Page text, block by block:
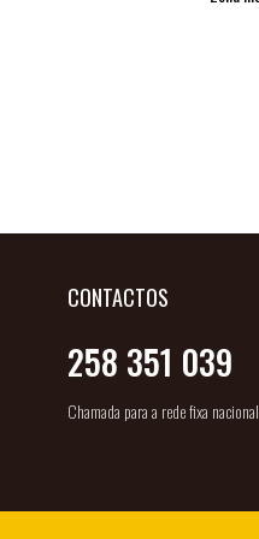
CONTACTOS
258 351 039
Chamada para a rede fixa nacional